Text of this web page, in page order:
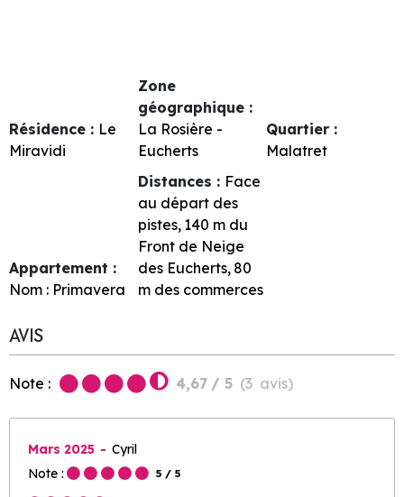
Résidence : Le
Miravidi
Zone
géographique :
La Rosière -
Eucherts
Quartier :
Malatret
Appartement :
Nom : Primavera
Distances : Face
au départ des
pistes 140 m du
Front de Neige
des Eucherts 80
m des commerces
AVIS
Note : 4,67 / 5 (3 avis)
Mars 2025
Cyril
Note :
5 / 5